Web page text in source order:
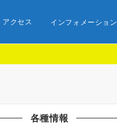
アクセス インフォメーション
各種情報